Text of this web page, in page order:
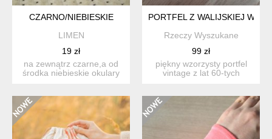
CZARNO/NIEBIESKIE
LIMEN
19 zł
na zewnątrz czarne,a od
środka niebieskie okulary
PORTFEL Z WALIJSKIEJ
Rzeczy Wyszukane
99 zł
piękny wzorzysty portfel
vintage z lat 60-tych